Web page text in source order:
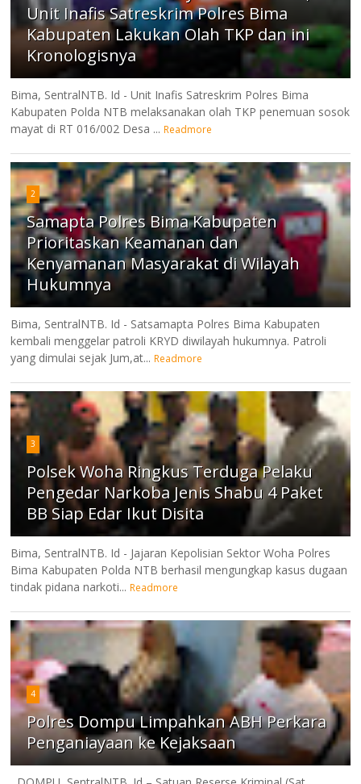
Unit Inafis Satreskrim Polres Bima
Kabupaten Lakukan Olah TKP dan ini
Kronologisnya
Bima, SentralNTB. Id - Unit Inafis Satreskrim Polres Bima
Kabupaten Polda NTB melaksanakan olah TKP penemuan sosok
mayat di RT 016/002 Desa ... Readmore
2
Samapta Polres Bima Kabupaten
Prioritaskan Keamanan dan
Kenyamanan Masyarakat di Wilayah
Hukumnya
Bima, SentralNTB. Id - Satsamapta Polres Bima Kabupaten
kembali menggelar patroli KRYD diwilayah hukumnya. Patroli
yang dimulai sejak Jum,at... Readmore
3
Polsek Woha Ringkus Terduga Pelaku
Pengedar Narkoba Jenis Shabu 4 Paket
BB Siap Edar Ikut Disita
Bima, SentralNTB. Id - Jajaran Kepolisian Sektor Woha Polres
Bima Kabupaten Polda NTB berhasil mengungkap kasus dugaan
tindak pidana narkoti... Readmore
4
Polres Dompu Limpahkan ABH Perkara
Penganiayaan ke Kejaksaan